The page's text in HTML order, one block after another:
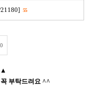
55
부탁드려요 ^^